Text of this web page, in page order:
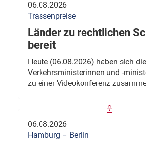
06.08.2026
Trassenpreise
Länder zu rechtlichen
bereit
Heute (06.08.2026) haben sich die
Verkehrsministerinnen und -
zu einer Videokonferenz
06.08.2026
Hamburg – Berlin